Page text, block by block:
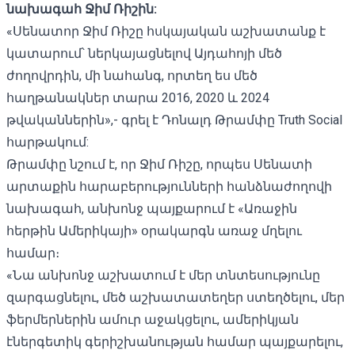
նախագահ Ջիմ Ռիշին:
«Սենատոր Ջիմ Ռիշը հսկայական աշխատանք է
կատարում՝ ներկայացնելով Այդահոյի մեծ
ժողովրդին, մի նահանգ, որտեղ ես մեծ
հաղթանակներ տարա 2016, 2020 և 2024
թվականներին»,- գրել է Դոնալդ Թրամփը Truth Social
հարթակում:
Թրամփը նշում է, որ Ջիմ Ռիշը, որպես Սենատի
արտաքին հարաբերությունների հանձնաժողովի
նախագահ, անխոնջ պայքարում է «Առաջին
հերթին Ամերիկայի» օրակարգն առաջ մղելու
համար։
«Նա անխոնջ աշխատում է մեր տնտեսությունը
զարգացնելու, մեծ աշխատատեղեր ստեղծելու, մեր
ֆերմերներին ամուր աջակցելու, ամերիկյան
էներգետիկ գերիշխանության համար պայքարելու,